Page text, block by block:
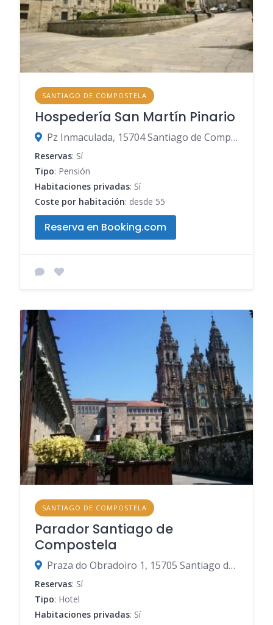
SANTIAGO DE COMPOSTELA
Hospedería San Martín Pinario
Pz Inmaculada, 15704 Santiago de Compostela, A Coruña, España
Reservas: Sí
Tipo: Pensión
Habitaciones privadas: Sí
Coste por habitación: desde 55
Reserva en Booking.com
SANTIAGO DE COMPOSTELA
Parador Santiago de
Compostela
Praza do Obradoiro 1, 15705 Santiago de Compostela, A Coruña, España
Reservas: Sí
Tipo: Hotel
Habitaciones privadas: Sí